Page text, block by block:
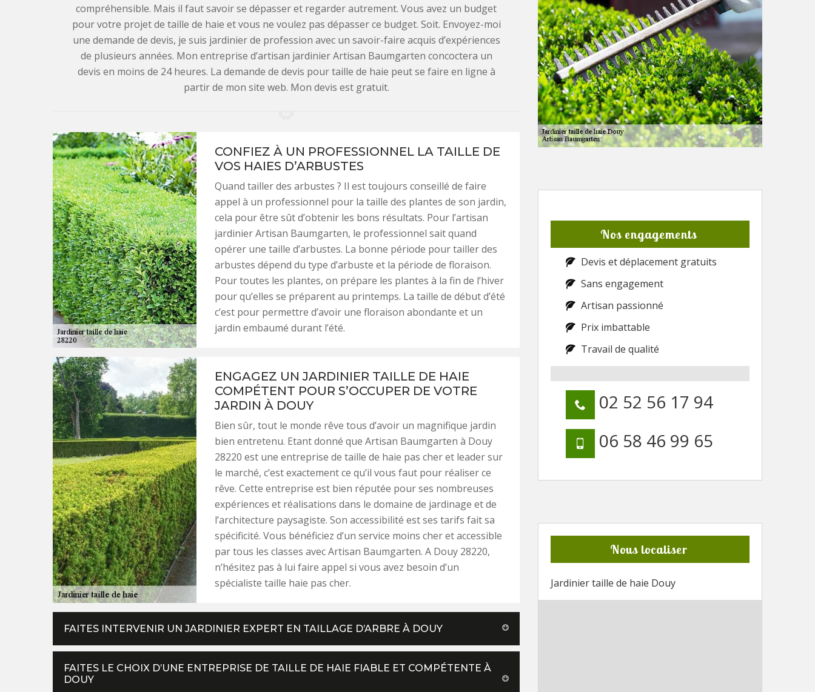
compréhensible. Mais il faut savoir se dépasser et regarder autrement. Vous avez un budget
pour votre projet de taille de haie et vous ne voulez pas dépasser ce budget. Soit. Envoyez-moi
une demande de devis, je suis jardinier de profession avec un savoir-faire acquis d’expériences
de plusieurs années. Mon entreprise d’artisan jardinier Artisan Baumgarten concoctera un
devis en moins de 24 heures. La demande de devis pour taille de haie peut se faire en ligne à
partir de mon site web. Mon devis est gratuit.
CONFIEZ À UN PROFESSIONNEL LA TAILLE DE
VOS HAIES D’ARBUSTES
Quand tailler des arbustes ? Il est toujours conseillé de faire
appel à un professionnel pour la taille des plantes de son jardin,
cela pour être sût d’obtenir les bons résultats. Pour l’artisan
jardinier Artisan Baumgarten, le professionnel sait quand
opérer une taille d’arbustes. La bonne période pour tailler des
arbustes dépend du type d’arbuste et la période de floraison.
Pour toutes les plantes, on prépare les plantes à la fin de l’hiver
pour qu’elles se préparent au printemps. La taille de début d’été
c’est pour permettre d’avoir une floraison abondante et un
jardin embaumé durant l’été.
ENGAGEZ UN JARDINIER TAILLE DE HAIE
COMPÉTENT POUR S’OCCUPER DE VOTRE
JARDIN À DOUY
Bien sûr, tout le monde rêve tous d’avoir un magnifique jardin
bien entretenu. Etant donné que Artisan Baumgarten à Douy
28220 est une entreprise de taille de haie pas cher et leader sur
le marché, c’est exactement ce qu’il vous faut pour réaliser ce
rêve. Cette entreprise est bien réputée pour ses nombreuses
expériences et réalisations dans le domaine de jardinage et de
l’architecture paysagiste. Son accessibilité est ses tarifs fait sa
spécificité. Vous bénéficiez d’un service moins cher et accessible
par tous les classes avec Artisan Baumgarten. A Douy 28220,
n’hésitez pas à lui faire appel si vous avez besoin d’un
spécialiste taille haie pas cher.
FAITES INTERVENIR UN JARDINIER EXPERT EN TAILLAGE D’ARBRE À DOUY
FAITES LE CHOIX D’UNE ENTREPRISE DE TAILLE DE HAIE FIABLE ET COMPÉTENTE À
DOUY
Nos engagements
Devis et déplacement gratuits
Sans engagement
Artisan passionné
Prix imbattable
Travail de qualité
02 52 56 17 94
06 58 46 99 65
Nous localiser
Jardinier taille de haie Douy